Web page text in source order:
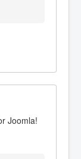
Joomla!